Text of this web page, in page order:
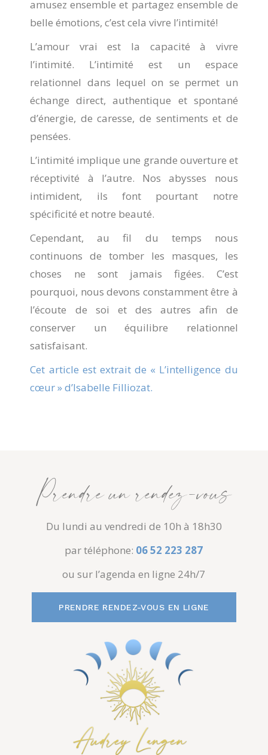
amusez ensemble et partagez ensemble de
belle émotions, c’est cela vivre l’intimité!
L’amour vrai est la capacité à vivre
l’intimité. L’intimité est un espace
relationnel dans lequel on se permet un
échange direct, authentique et spontané
d’énergie, de caresse, de sentiments et de
pensées.
L’intimité implique une grande ouverture et
réceptivité à l’autre. Nos abysses nous
intimident, ils font pourtant notre
spécificité et notre beauté.
Cependant, au fil du temps nous
continuons de tomber les masques, les
choses ne sont jamais figées. C’est
pourquoi, nous devons constamment être à
l’écoute de soi et des autres afin de
conserver un équilibre relationnel
satisfaisant.
Cet article est extrait de « L’intelligence du
cœur » d’Isabelle Filliozat.
Prendre un rendez-vous
Du lundi au vendredi de 10h à 18h30
par téléphone: 06 52 223 287
ou sur l’agenda en ligne 24h/7
PRENDRE RENDEZ-VOUS EN LIGNE